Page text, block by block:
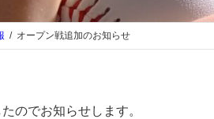
オープン戦追加のお知らせ
のでお知らせします。